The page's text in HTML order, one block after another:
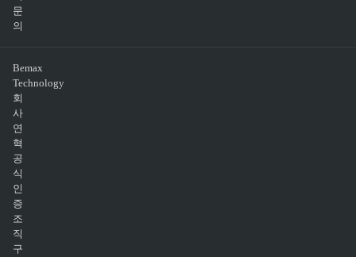
문
의
Bemax
Technology
회
사
연
혁
공
식
인
증
조
직
구